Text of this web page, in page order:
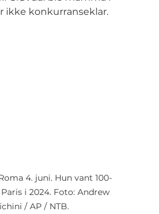
ikke konkurranseklar.
4. juni. Hun vant 100-
i 2024. Foto: Andrew
/ AP / NTB.